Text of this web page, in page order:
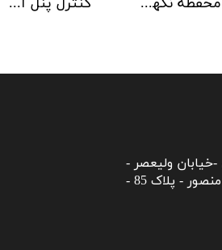
-خیابان ولیعصر -
ابتدای خیابان مطهری - کوچه منصور - پلاک 85 -